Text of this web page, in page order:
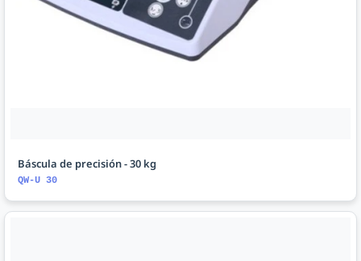
Báscula de precisión - 30 kg
QW-U 30